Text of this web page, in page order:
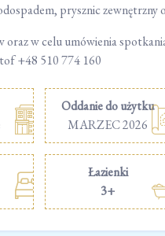
prysznic zewnętrzny
oraz w celu umówienia
+48 510 774 160
Oddanie do użytku
MARZEC 2026
Łazienki
3+